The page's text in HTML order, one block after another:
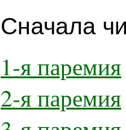
Сначала
1-я паремия
2-я паремия